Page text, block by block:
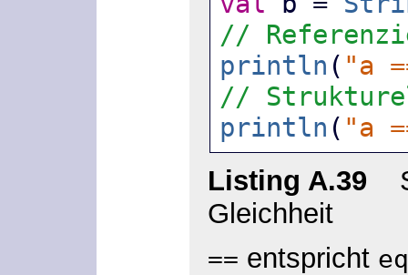
//
println ( "a
//
println ( "a
Listing A.39
Gleichheit
== entspricht